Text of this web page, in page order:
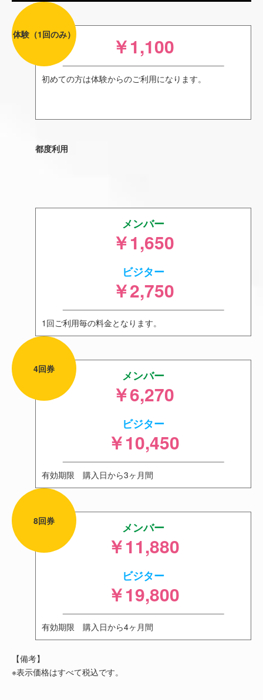
体験（1回のみ） ￥1,100
初めての方は体験からのご利用になります。
都度利用
メンバー
￥1,650
ビジター
￥2,750
1回ご利用毎の料金となります。
4回券 メンバー
￥6,270
ビジター
￥10,450
有効期限 購入日から3ヶ月間
8回券 メンバー
￥11,880
ビジター
￥19,800
有効期限 購入日から4ヶ月間
【備考】
※表示価格はすべて税込です。